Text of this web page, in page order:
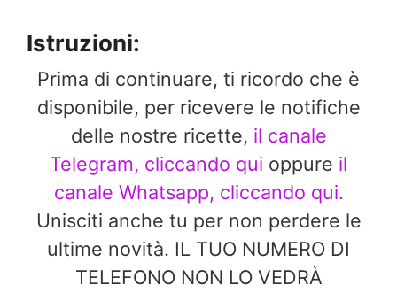
Istruzioni:
Prima di continuare, ti ricordo che è
disponibile, per ricevere le notifiche
delle nostre ricette, il canale
Telegram, cliccando qui oppure il
canale Whatsapp, cliccando qui.
Unisciti anche tu per non perdere le
ultime novità. IL TUO NUMERO DI
TELEFONO NON LO VEDRÀ